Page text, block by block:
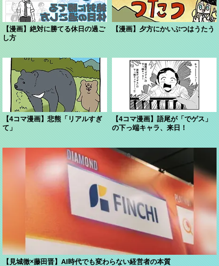
【漫画】絶対に勝てる休日の過ご
し方
【漫画】夕方にかいぶつはうたう
【4コマ漫画】悲熊「リアルすぎ
て」
【4コマ漫画】語尾が「でゲス」
の下っ端キャラ、来日！
【見城徹×藤田晋】AI時代でも変わらない経営者の本質